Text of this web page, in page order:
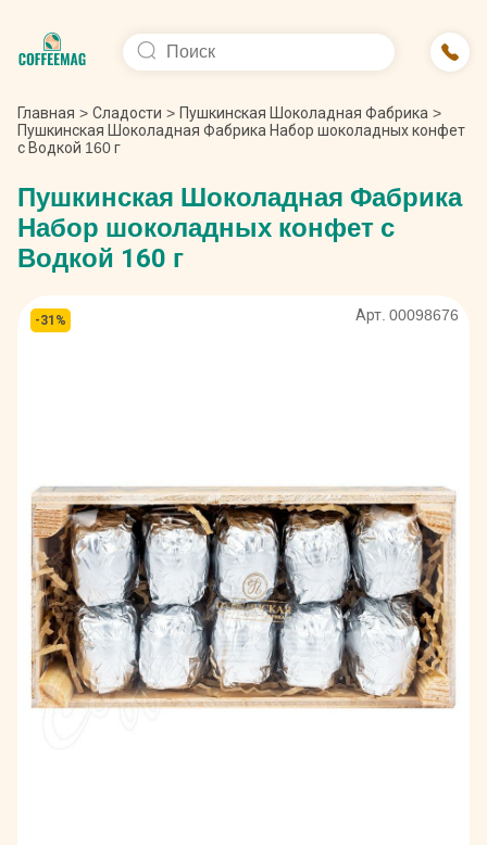
Главная > Сладости > Пушкинская Шоколадная Фабрика >
Пушкинская Шоколадная Фабрика Набор шоколадных конфет
с Водкой 160 г
Пушкинская Шоколадная Фабрика
Набор шоколадных конфет с
Водкой 160 г
Арт. 00098676
-31%